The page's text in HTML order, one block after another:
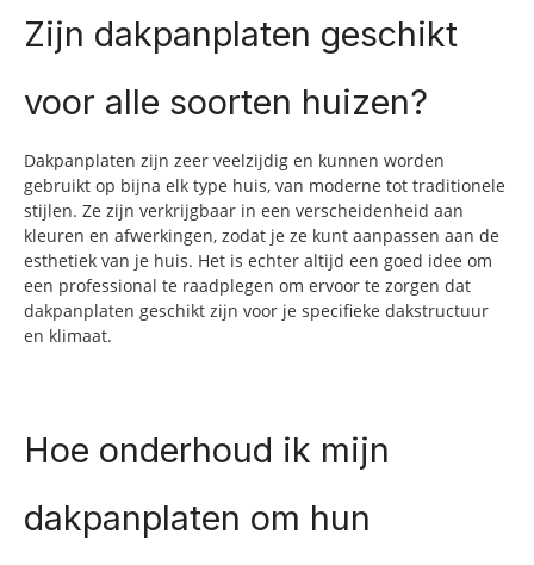
Zijn dakpanplaten geschikt
voor alle soorten huizen?
Dakpanplaten zijn zeer veelzijdig en kunnen worden
gebruikt op bijna elk type huis, van moderne tot traditionele
stijlen. Ze zijn verkrijgbaar in een verscheidenheid aan
kleuren en afwerkingen, zodat je ze kunt aanpassen aan de
esthetiek van je huis. Het is echter altijd een goed idee om
een professional te raadplegen om ervoor te zorgen dat
dakpanplaten geschikt zijn voor je specifieke dakstructuur
en klimaat.
Hoe onderhoud ik mijn
dakpanplaten om hun